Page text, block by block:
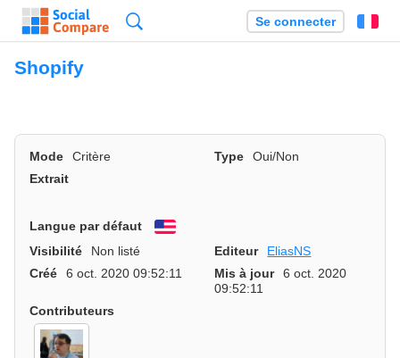
Se connecter
Shopify
Mode Critère Type
Oui/Non
Extrait
Langue par défaut
English
Visibilité
Non listé Editeur
EliasNS
Créé
6 oct. 2020 09:52:11 Mis à jour
6 oct. 2020
09:52:11
Contributeurs